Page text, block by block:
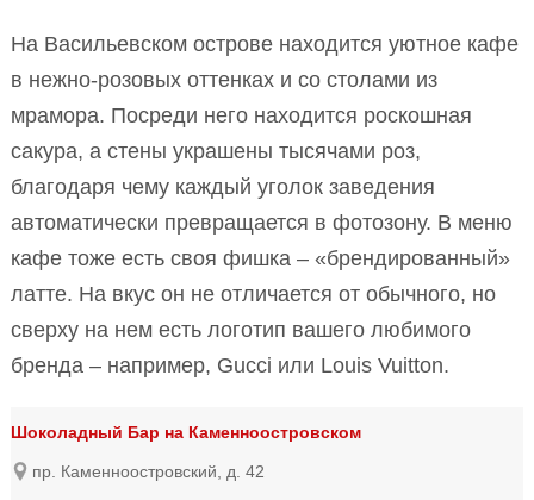
На Васильевском острове находится уютное кафе
в нежно-розовых оттенках и со столами из
мрамора. Посреди него находится роскошная
сакура, а стены украшены тысячами роз,
благодаря чему каждый уголок заведения
автоматически превращается в фотозону. В меню
кафе тоже есть своя фишка – «брендированный»
латте. На вкус он не отличается от обычного, но
сверху на нем есть логотип вашего любимого
бренда – например, Gucci или Louis Vuitton.
Шоколадный Бар на Каменноостровском
пр. Каменноостровский, д. 42